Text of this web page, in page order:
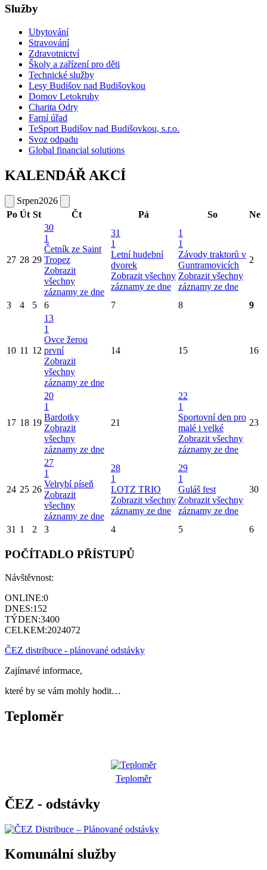
Služby
Ubytování
Stravování
Zdravotnictví
Školy a zařízení pro děti
Technické služby
Lesy Budišov nad Budišovkou
Domov Letokruhy
Charita Odry
Farní úřad
TeSport Budišov nad Budišovkou, s.r.o.
Svoz odpadu
Global financial solutions
KALENDÁŘ AKCÍ
Srpen2026
Po Út St Čt Pá So Ne
27 28 29
30
1
Četník ze Saint
Tropez
Zobrazit
všechny
záznamy ze dne
31
1
Letní hudební
dvorek
Zobrazit všechny
záznamy ze dne
1
1
Závody traktorů v
Guntramovicích
Zobrazit všechny
záznamy ze dne
2
3 4 5 6 7 8 9
10 11 12
13
1
Ovce žerou
první
Zobrazit
všechny
záznamy ze dne
14 15 16
17 18 19
20
1
Bardotky
Zobrazit
všechny
záznamy ze dne
21
22
1
Sportovní den pro
malé i velké
Zobrazit všechny
záznamy ze dne
23
24 25 26
27
1
Velrybí píseň
Zobrazit
všechny
záznamy ze dne
28
1
LOTZ TRIO
Zobrazit všechny
záznamy ze dne
29
1
Guláš fest
Zobrazit všechny
záznamy ze dne
30
31 1 2 3 4 5 6
POČÍTADLO PŘÍSTUPŮ
Návštěvnost:
ONLINE:0
DNES:152
TÝDEN:3400
CELKEM:2024072
ČEZ distribuce - plánované odstávky
Zajímavé informace,
které by se vám mohly hodit…
Teploměr
Teploměr
ČEZ - odstávky
Komunální služby